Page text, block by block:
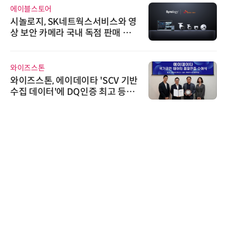
에이블스토어
시놀로지, SK네트웍스서비스와 영
상 보안 카메라 국내 독점 판매 파
와이즈스톤
와이즈스톤, 에이데이타 'SCV 기반
수집 데이터'에 DQ인증 최고 등급